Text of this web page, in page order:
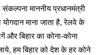
माननीय प्रधानमंत्री
माना जाता है, रेलवे के
बिहार का कोना-कोना
हम बिहार को देश के हर कोने